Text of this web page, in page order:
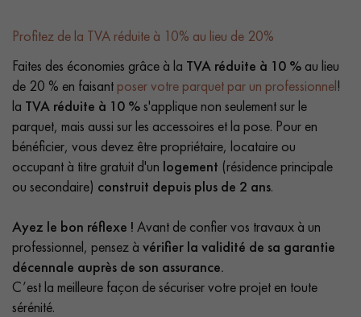
Profitez de la TVA réduite à 10% au lieu de 20%
Faites des économies grâce à la TVA réduite à 10 % au lieu
de 20 % en faisant poser votre parquet par un professionnel!
la TVA réduite à 10 %s'applique non seulement sur le
parquet, mais aussi sur les accessoires et la pose. Pour en
bénéficier, vous devez être propriétaire, locataire ou
occupant à titre gratuit d'un logement (résidence principale
ou secondaire) construit depuis plus de 2 ans.
Ayez le bon réflexe ! Avant de confier vos travaux à un
professionnel, pensez à vérifier la validité de sa garantie
décennale auprès de son assurance.
C’est la meilleure façon de sécuriser votre projet en toute
sérénité.